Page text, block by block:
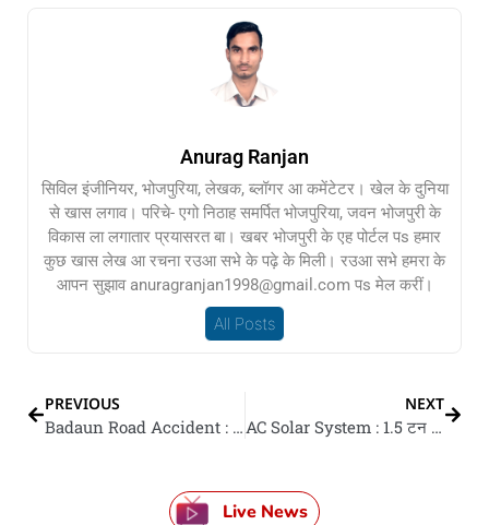
Anurag Ranjan
सिविल इंजीनियर, भोजपुरिया, लेखक, ब्लॉगर आ कमेंटेटर। खेल के दुनिया
से खास लगाव। परिचे- एगो निठाह समर्पित भोजपुरिया, जवन भोजपुरी के
विकास ला लगातार प्रयासरत बा। खबर भोजपुरी के एह पोर्टल पs हमार
कुछ खास लेख आ रचना रउआ सभे के पढ़े के मिली। रउआ सभे हमरा के
आपन सुझाव anuragranjan1998@gmail.com पs मेल करीं।
All Posts
PREVIOUS
Badaun Road Accident : हाईवे पs रेस लगा रहल ट्रैक्टर ई-रिक्शा के रउदलस, छव महिलन के मौत
NEXT
AC Solar System : 1.5 टन के AC खातिर केतना सोलर पैनल चाहीं? का चल जाई घर के पूरा बिजली आ बिल हो जाई जीरो?
Live News